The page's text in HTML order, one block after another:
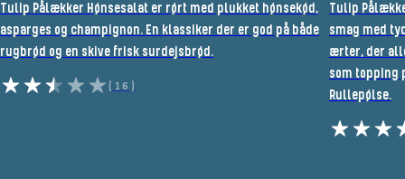
Tulip Pålækker Hønsesalat er rørt med plukket hønsekød,
asparges og champignon. En klassiker der er god på både
rugbrød og en skive frisk surdejsbrød.
(16)
Tulip
smag med
ærter, der
som topping
Rullepølse.